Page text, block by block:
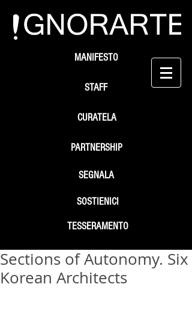
STAFF
SEGNALA
SOSTIENICI
MANIFESTO
PARTNERSHIP
TESSERAMENTO
CURATELA
Sections of Autonomy. Six
Korean Architects